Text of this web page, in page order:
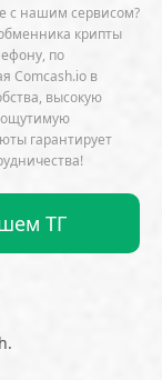
Pizza Day
Block
Bybit
с нашим сервисом?
крипты
по
Comcash.io в
высокую
ощутимую
гарантирует
ТГ